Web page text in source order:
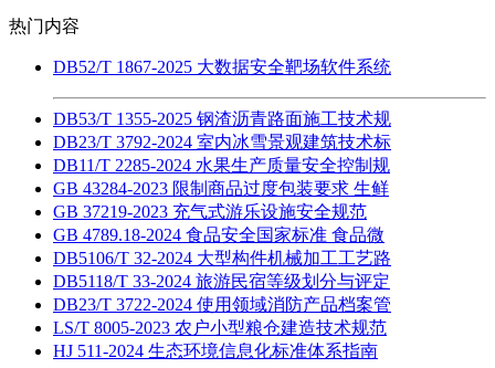
热门内容
DB52/T 1867-2025 大数据安全靶场软件系统
DB53/T 1355-2025 钢渣沥青路面施工技术规
DB23/T 3792-2024 室内冰雪景观建筑技术标
DB11/T 2285-2024 水果生产质量安全控制规
GB 43284-2023 限制商品过度包装要求 生鲜
GB 37219-2023 充气式游乐设施安全规范
GB 4789.18-2024 食品安全国家标准 食品微
DB5106/T 32-2024 大型构件机械加工工艺路
DB5118/T 33-2024 旅游民宿等级划分与评定
DB23/T 3722-2024 使用领域消防产品档案管
LS/T 8005-2023 农户小型粮仓建造技术规范
HJ 511-2024 生态环境信息化标准体系指南